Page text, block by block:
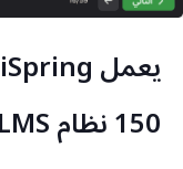
150 نظام LMS شهير